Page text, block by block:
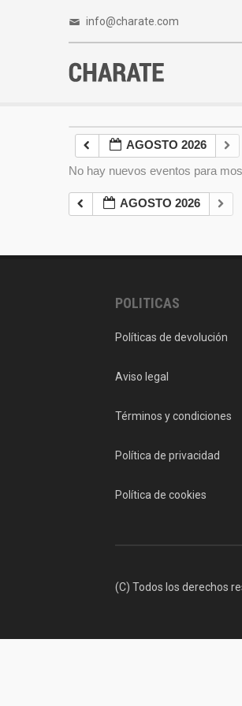
info@charate.com
AGOSTO 2026
No hay nuevos eventos para
AGOSTO 2026
POLITICAS
Políticas de devolución
Aviso legal
Términos y condiciones
Política de privacidad
Política de cookies
(C) Todos los derechos